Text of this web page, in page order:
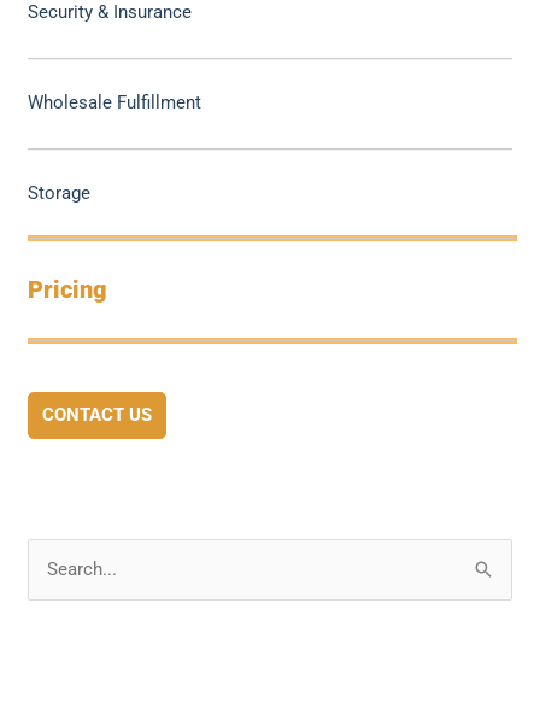
Security & Insurance
Wholesale Fulfillment
Storage
Pricing
CONTACT US